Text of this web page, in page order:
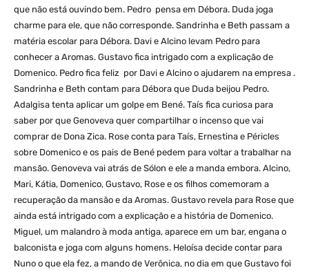
que não está ouvindo bem. Pedro pensa em Débora. Duda joga
charme para ele, que não corresponde. Sandrinha e Beth passam a
matéria escolar para Débora. Davi e Alcino levam Pedro para
conhecer a Aromas. Gustavo fica intrigado com a explicação de
Domenico. Pedro fica feliz por Davi e Alcino o ajudarem na empresa .
Sandrinha e Beth contam para Débora que Duda beijou Pedro.
Adalgisa tenta aplicar um golpe em Bené. Taís fica curiosa para
saber por que Genoveva quer compartilhar o incenso que vai
comprar de Dona Zica. Rose conta para Taís, Ernestina e Péricles
sobre Domenico e os pais de Bené pedem para voltar a trabalhar na
mansão. Genoveva vai atrás de Sólon e ele a manda embora. Alcino,
Mari, Kátia, Domenico, Gustavo, Rose e os filhos comemoram a
recuperação da mansão e da Aromas. Gustavo revela para Rose que
ainda está intrigado com a explicação e a história de Domenico.
Miguel, um malandro à moda antiga, aparece em um bar, engana o
balconista e joga com alguns homens. Heloísa decide contar para
Nuno o que ela fez, a mando de Verônica, no dia em que Gustavo foi